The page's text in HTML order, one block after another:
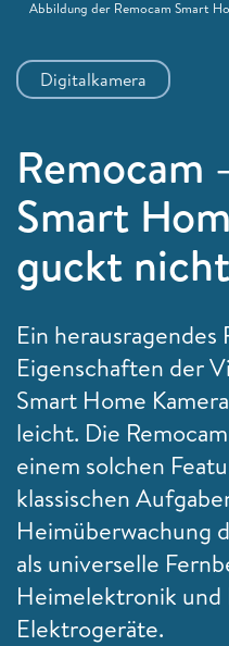
Digitalkamera
Remocam
Smart
guckt
Ein
Eigenschaften der
Smart Home
leicht. Die
einem solchen
klassischen
Heimüberwachung
als universelle
Heimelektronik
Elektrogeräte.
Abbildung der Remocam Smart